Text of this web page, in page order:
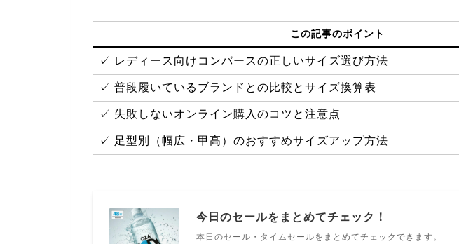
この記事のポイント
✓ レディース向けコンバースの正しいサイズ選び方法
✓ 普段履いているブランドとの比較とサイズ換算表
✓ 失敗しないオンライン購入のコツと注意点
✓ 足型別（幅広・甲高）のおすすめサイズアップ方法
今日のセールをまとめてチェック！
本日のセール・タイムセールをまとめてチェックできます。